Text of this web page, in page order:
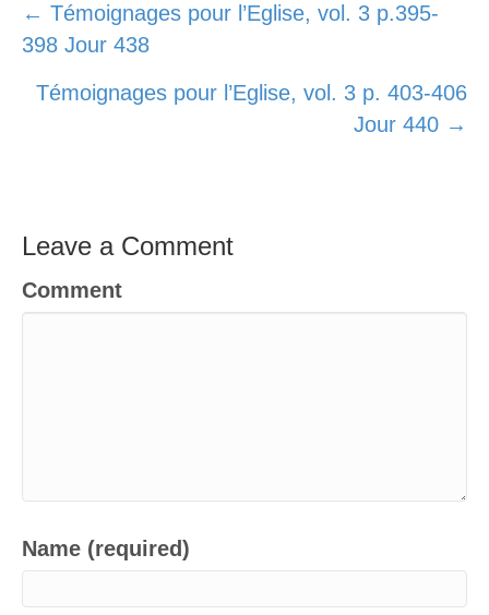
Posts
← Témoignages pour l’Eglise, vol. 3 p.395-
398 Jour 438
Témoignages pour l’Eglise, vol. 3 p. 403-406
Jour 440 →
Leave a Comment
Comment
Name (required)